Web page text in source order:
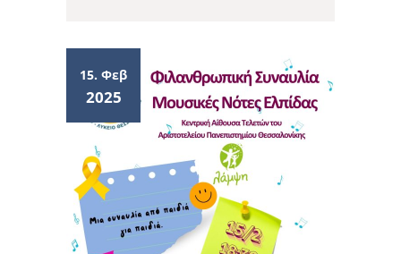
15. Φεβ
2025